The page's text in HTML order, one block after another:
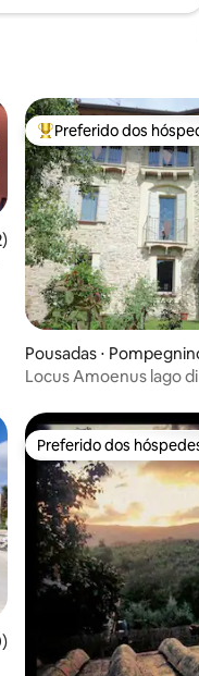
avaliação média de 5,
Entre os melhores
Preferido dos
Pousadas ⋅
Locus Amoenus lago
avaliação média de 5,
Preferido dos
Preferido dos